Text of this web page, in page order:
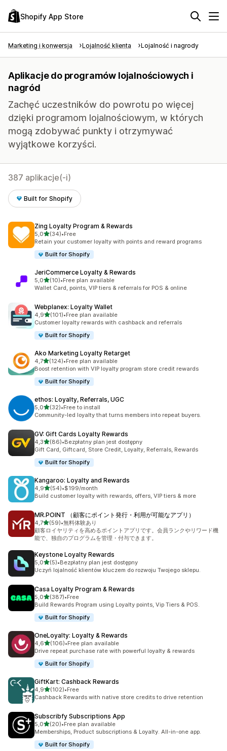
Shopify App Store
Marketing i konwersja Lojalność klienta Lojalność i nagrody
Aplikacje do programów lojalnościowych i
nagród
Zachęć uczestników do powrotu po więcej
dzięki programom lojalnościowym, w których
mogą zdobywać punkty i otrzymywać
wyjątkowe korzyści.
387 aplikacje(-i)
Built for Shopify
Zing Loyalty Program & Rewards
5,0na 5 gwiazdek
(34)
Łączna liczba recenzji: 34
•Free
Retain your customer loyalty with points and reward programs
Built for Shopify
JeriCommerce Loyalty & Rewards
5,0na 5 gwiazdek
(10)
Łączna liczba recenzji: 10
•Free plan available
Wallet Card, points, VIP tiers & referrals for POS & online
Webplanex: Loyalty Wallet
4,9na 5 gwiazdek
(101)
Łączna liczba recenzji: 101
•Free plan available
Customer loyalty rewards with cashback and referrals
Built for Shopify
Ako Marketing Loyalty Retarget
4,7na 5 gwiazdek
(124)
Łączna liczba recenzji: 124
•Free plan available
Boost retention with VIP loyalty program store credit rewards
Built for Shopify
ethos: Loyalty, Referrals, UGC
5,0na 5 gwiazdek
(32)
Łączna liczba recenzji: 32
•Free to install
Community-led loyalty that turns members into repeat buyers.
GV: Gift Cards Loyalty Rewards
4,3na 5 gwiazdek
(86)
Łączna liczba recenzji: 86
•Bezpłatny plan jest dostępny
Gift Card, Giftcard, Store Credit, Loyalty, Referrals, Rewards
Built for Shopify
Kangaroo: Loyalty and Rewards
4,9na 5 gwiazdek
(54)
Łączna liczba recenzji: 54
•$199/month
Build customer loyalty with rewards, offers, VIP tiers & more
MR.POINT （顧客にポイント発行・利用が可能なアプリ）
4,7na 5 gwiazdek
(59)
Łączna liczba recenzji: 59
•無料体験あり
顧客ロイヤリティを高めるポイントアプリです。会員ランクやリワード機
能で、独自のプログラムを管理・付与できます。
Keystone Loyalty Rewards
5,0na 5 gwiazdek
(5)
Łączna liczba recenzji: 5
•Bezpłatny plan jest dostępny
Uczyń lojalność klientów kluczem do rozwoju Twojego sklepu.
Casa Loyalty Program & Rewards
5,0na 5 gwiazdek
(387)
Łączna liczba recenzji: 387
•Free
Build Rewards Program using Loyalty points, Vip Tiers & POS.
Built for Shopify
OneLoyalty: Loyalty & Rewards
4,6na 5 gwiazdek
(106)
Łączna liczba recenzji: 106
•Free plan available
Drive repeat purchase rate with powerful loyalty & rewards
Built for Shopify
GiftKart: Cashback Rewards
4,9na 5 gwiazdek
(102)
Łączna liczba recenzji: 102
•Free
Cashback Rewards with native store credits to drive retention
Subscribfy Subscriptions App
5,0na 5 gwiazdek
(20)
Łączna liczba recenzji: 20
•Free plan available
Memberships, Product subscriptions & Loyalty. All-in-one app.
Built for Shopify